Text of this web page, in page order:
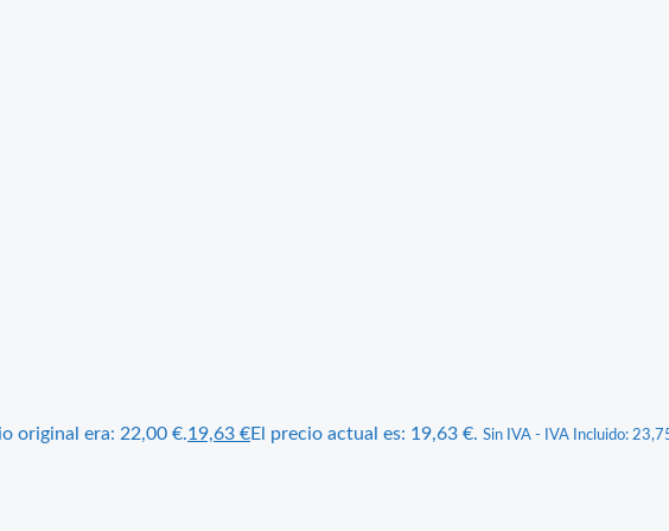
original era: 22,00 €.19,63 €El precio actual es: 19,63 €. Sin IVA - IVA Incluido: